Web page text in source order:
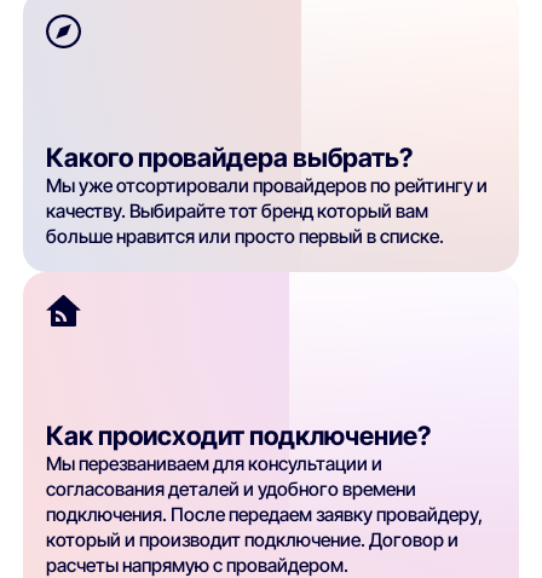
Какого провайдера выбрать?
Мы уже отсортировали провайдеров по рейтингу и
качеству. Выбирайте тот бренд который вам
больше нравится или просто первый в списке.
Как происходит подключение?
Мы перезваниваем для консультации и
согласования деталей и удобного времени
подключения. После передаем заявку провайдеру,
который и производит подключение. Договор и
расчеты напрямую с провайдером.